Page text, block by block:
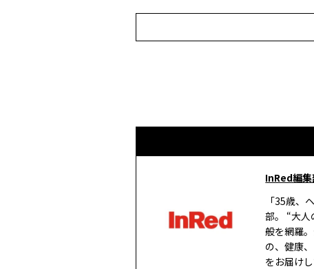
InRed編
「35歳、
部。 “大
般を網羅
の、健康
をお届けし